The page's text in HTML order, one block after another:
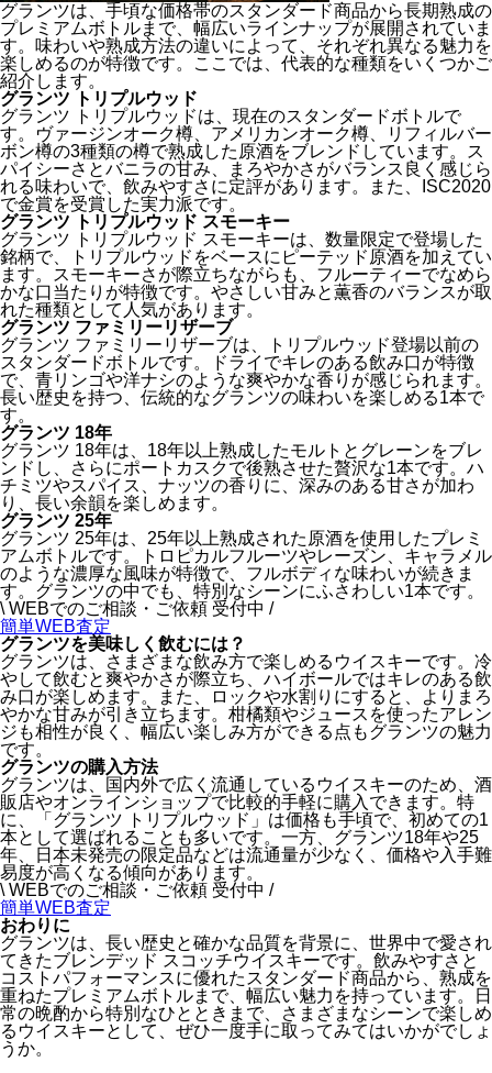
グランツは、手頃な価格帯のスタンダード商品から長期熟成の
プレミアムボトルまで、幅広いラインナップが展開されていま
す。味わいや熟成方法の違いによって、それぞれ異なる魅力を
楽しめるのが特徴です。ここでは、代表的な種類をいくつかご
紹介します。
グランツ トリプルウッド
グランツ トリプルウッドは、現在のスタンダードボトルで
す。ヴァージンオーク樽、アメリカンオーク樽、リフィルバー
ボン樽の3種類の樽で熟成した原酒をブレンドしています。ス
パイシーさとバニラの甘み、まろやかさがバランス良く感じら
れる味わいで、飲みやすさに定評があります。また、ISC2020
で金賞を受賞した実力派です。
グランツ トリプルウッド スモーキー
グランツ トリプルウッド スモーキーは、数量限定で登場した
銘柄で、トリプルウッドをベースにピーテッド原酒を加えてい
ます。スモーキーさが際立ちながらも、フルーティーでなめら
かな口当たりが特徴です。やさしい甘みと薫香のバランスが取
れた種類として人気があります。
グランツ ファミリーリザーブ
グランツ ファミリーリザーブは、トリプルウッド登場以前の
スタンダードボトルです。ドライでキレのある飲み口が特徴
で、青リンゴや洋ナシのような爽やかな香りが感じられます。
長い歴史を持つ、伝統的なグランツの味わいを楽しめる1本で
す。
グランツ 18年
グランツ 18年は、18年以上熟成したモルトとグレーンをブレ
ンドし、さらにポートカスクで後熟させた贅沢な1本です。ハ
チミツやスパイス、ナッツの香りに、深みのある甘さが加わ
り、長い余韻を楽しめます。
グランツ 25年
グランツ 25年は、25年以上熟成された原酒を使用したプレミ
アムボトルです。トロピカルフルーツやレーズン、キャラメル
のような濃厚な風味が特徴で、フルボディな味わいが続きま
す。グランツの中でも、特別なシーンにふさわしい1本です。
\ WEBでのご相談・ご依頼 受付中 /
簡単WEB査定
グランツを美味しく飲むには？
グランツは、さまざまな飲み方で楽しめるウイスキーです。冷
やして飲むと爽やかさが際立ち、ハイボールではキレのある飲
み口が楽しめます。また、ロックや水割りにすると、よりまろ
やかな甘みが引き立ちます。柑橘類やジュースを使ったアレン
ジも相性が良く、幅広い楽しみ方ができる点もグランツの魅力
です。
グランツの購入方法
グランツは、国内外で広く流通しているウイスキーのため、酒
販店やオンラインショップで比較的手軽に購入できます。特
に、「グランツ トリプルウッド」は価格も手頃で、初めての1
本として選ばれることも多いです。一方、グランツ18年や25
年、日本未発売の限定品などは流通量が少なく、価格や入手難
易度が高くなる傾向があります。
\ WEBでのご相談・ご依頼 受付中 /
簡単WEB査定
おわりに
グランツは、長い歴史と確かな品質を背景に、世界中で愛され
てきたブレンデッド スコッチウイスキーです。飲みやすさと
コストパフォーマンスに優れたスタンダード商品から、熟成を
重ねたプレミアムボトルまで、幅広い魅力を持っています。日
常の晩酌から特別なひとときまで、さまざまなシーンで楽しめ
るウイスキーとして、ぜひ一度手に取ってみてはいかがでしょ
うか。